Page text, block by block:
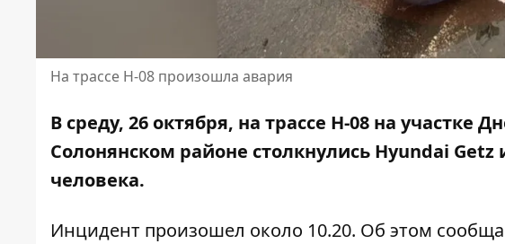
На трассе Н-08 произошла авария
В среду, 26 октября, на трассе Н-08 на
Солонянском районе столкнулись Hyundai Getz
человека.
Инцидент произошел около 10.20. Об этом